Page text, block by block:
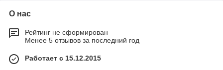
О нас
Рейтинг не сформирован
Менее 5 отзывов за последний год
Работает с 15.12.2015